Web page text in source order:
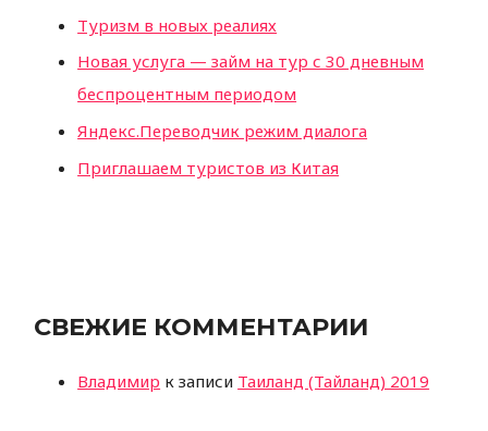
Туризм в новых реалиях
Новая услуга — займ на тур с 30 дневным
беспроцентным периодом
Яндекс.Переводчик режим диалога
Приглашаем туристов из Китая
СВЕЖИЕ КОММЕНТАРИИ
Владимир к записи Таиланд (Тайланд) 2019